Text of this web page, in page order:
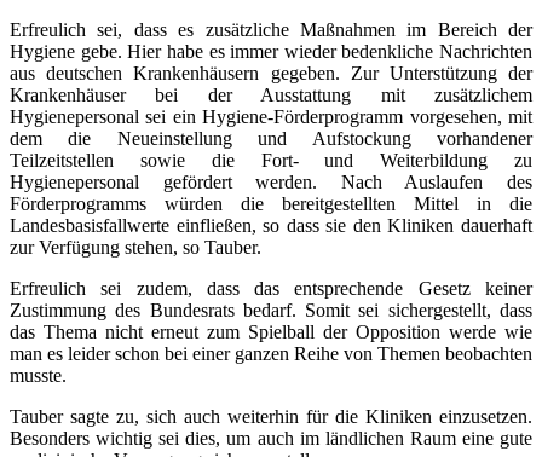
Erfreulich sei, dass es zusätzliche Maßnahmen im Bereich der
Hygiene gebe. Hier habe es immer wieder bedenkliche Nachrichten
aus deutschen Krankenhäusern gegeben. Zur Unterstützung der
Krankenhäuser bei der Ausstattung mit zusätzlichem
Hygienepersonal sei ein Hygiene-Förderprogramm vorgesehen, mit
dem die Neueinstellung und Aufstockung vorhandener
Teilzeitstellen sowie die Fort- und Weiterbildung zu
Hygienepersonal gefördert werden. Nach Auslaufen des
Förderprogramms würden die bereitgestellten Mittel in die
Landesbasisfallwerte einfließen, so dass sie den Kliniken dauerhaft
zur Verfügung stehen, so Tauber.
Erfreulich sei zudem, dass das entsprechende Gesetz keiner
Zustimmung des Bundesrats bedarf. Somit sei sichergestellt, dass
das Thema nicht erneut zum Spielball der Opposition werde wie
man es leider schon bei einer ganzen Reihe von Themen beobachten
musste.
Tauber sagte zu, sich auch weiterhin für die Kliniken einzusetzen.
Besonders wichtig sei dies, um auch im ländlichen Raum eine gute